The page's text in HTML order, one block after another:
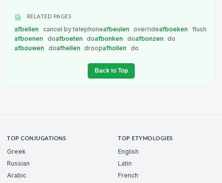
RELATED PAGES
afbellen cancel by telephoneafbeulen overrideafboeken
flush
afboenen
doafboeten doafbonken doafbonzen
do
afbouwen
doafhellen droopafhollen do
Back to Top
TOP CONJUGATIONS
Greek
Russian
Arabic
TOP ETYMOLOGIES
English
Latin
French